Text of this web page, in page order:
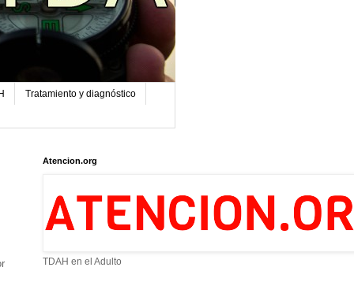
Tratamiento y diagnóstico
Atencion.org
TDAH en el Adulto